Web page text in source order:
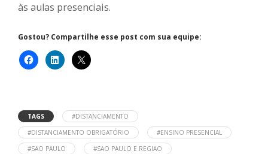
às aulas presenciais.
Gostou? Compartilhe esse post com sua equipe:
TAGS
#DISTANCIAMENTO
#DISTANCIAMENTO OBRIGATÓRIO
#ENSINO PRESENCIAL
#SAO PAULO
#SAO PAULO E REGIAO